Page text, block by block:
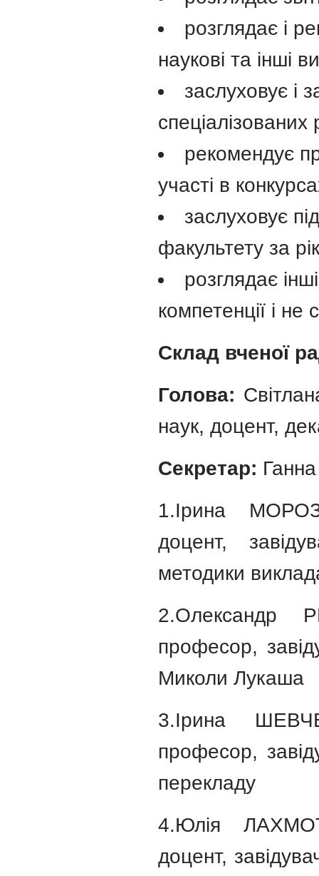
розглядає і
наукові та інші
заслуховує і
спеціалізованих
рекомендує
участі в
заслуховує
факультету за
розглядає
компетенції і не
Склад вченої
Голова:
наук, доцент,
Секретар:
1.Ірина
доцент,
методики
2.Олександр
професор,
Миколи Лукаша
3.Ірина
професор,
перекладу
4.Юлія
доцент,